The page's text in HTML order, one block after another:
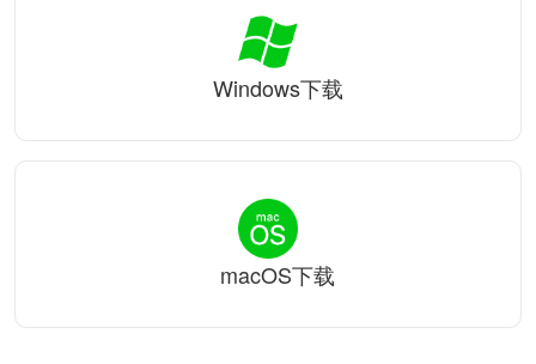
Windows下载
macOS下载